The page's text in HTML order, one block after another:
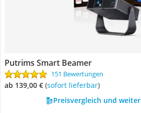
Putrims Smart Beamer
151 Bewertungen
ab 139,00 € ( Sofort lieferbar)
Preisvergleich und